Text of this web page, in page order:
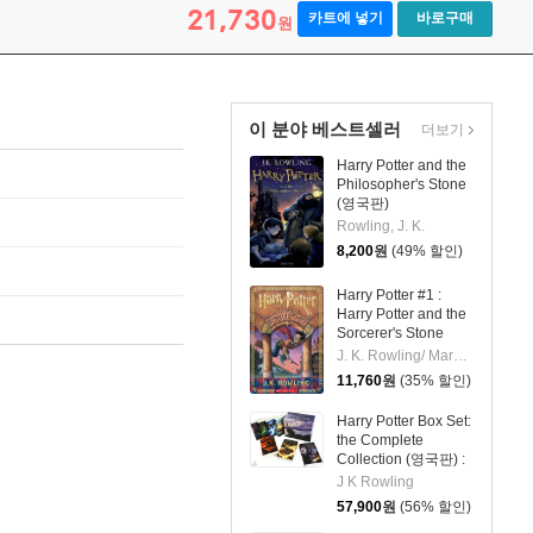
21,730원 카트에 넣기 바로구매
이 분야 베스트셀러
Harry Potter and the
Philosopher's Stone
(영국판)
Rowling, J. K.
8,200원 (49% 할인)
Harry Potter #1 :
Harry Potter and the
Sorcerer's Stone
11,760원 (35% 할인)
Harry Potter Box Set:
the Complete
Collection (영국판) :
해리 포터 영국판 1~7
권 박스 세트
J K Rowling
57,900원 (56% 할인)
더보기